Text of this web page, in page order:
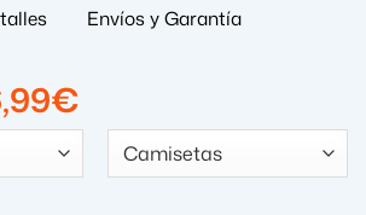
Envíos y Garantía
€
precio
actual